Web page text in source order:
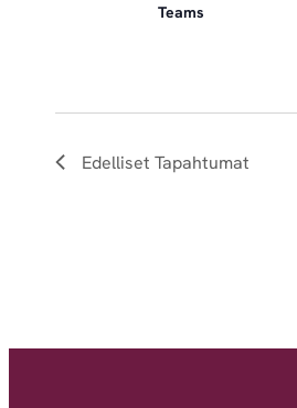
Teams
Edelliset Tapahtumat